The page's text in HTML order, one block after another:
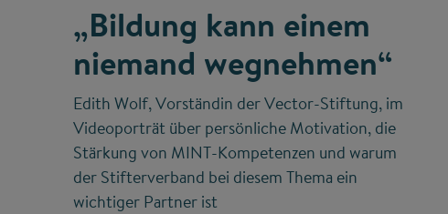
„Bildung kann einem
niemand wegnehmen“
Edith Wolf, Vorständin der Vector-Stiftung, im
Videoporträt über persönliche Motivation, die
Stärkung von MINT-Kompetenzen und warum
der Stifterverband bei diesem Thema ein
wichtiger Partner ist